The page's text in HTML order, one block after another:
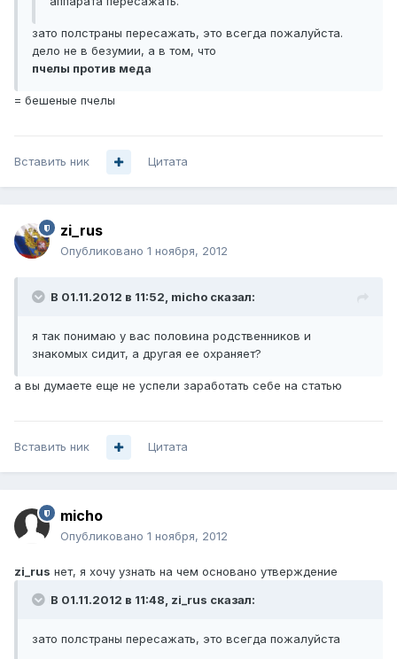
зато полстраны пересажать, это всегда пожалуйста.
дело не в безумии, а в том, что
пчелы против меда
= бешеные пчелы
Вставить ник Цитата
zi_rus
Опубликовано 1 ноября, 2012
В 01.11.2012 в 11:52, micho сказал:
я так понимаю у вас половина родственников и
знакомых сидит, а другая ее охраняет?
а вы думаете еще не успели заработать себе на статью
Вставить ник Цитата
micho
Опубликовано 1 ноября, 2012
zi_rus нет, я хочу узнать на чем основано утверждение
В 01.11.2012 в 11:48, zi_rus сказал:
зато полстраны пересажать, это всегда пожалуйста